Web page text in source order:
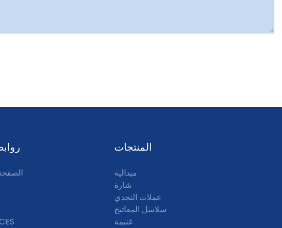
المنتجات
ميدالية
شارة
عملات التحدي
سلاسل المفاتيح
غنيمة